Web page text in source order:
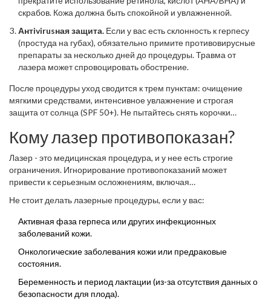
скрабов. Кожа должна быть спокойной и увлажненной.
Антivirusная защита. Если у вас есть склонность к герпесу
(простуда на губах), обязательно примите противовирусные
препараты за несколько дней до процедуры. Травма от
лазера может спровоцировать обострение.
После процедуры уход сводится к трем пунктам: очищение
мягкими средствами, интенсивное увлажнение и строгая
защита от солнца (SPF 50+). Не пытайтесь снять корочки
восстановиться естественным путем.
Кому лазер противопоказан?
Лазер - это медицинская процедура, и у нее есть строгие
ограничения. Игнорирование противопоказаний может
привести к серьезным осложнениям, включая
Не стоит делать лазерные процедуры, если у вас:
Активная фаза герпеса или других инфекционных
заболеваний кожи.
Онкологические заболевания кожи или предраковые
состояния.
Беременность и период лактации (из-за отсутствия данных о
безопасности для плода).